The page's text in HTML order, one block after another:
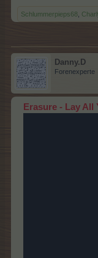
Schlummerpieps68
Danny.D
Forenexperte
Erasure - Lay All